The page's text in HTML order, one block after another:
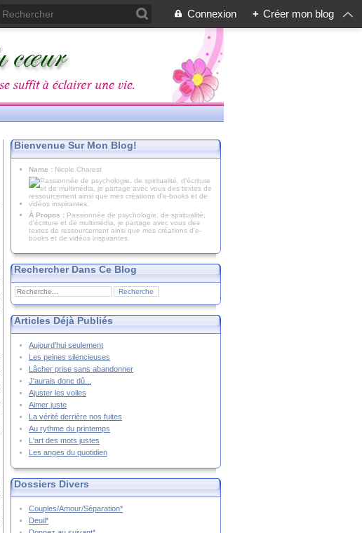
Connexion + Créer mon blog
Bienvenue Sur Mon Blog!
Name : Nicole Charest
À Propos : Passionnée de psychologie, de spiritualité,
d'écriture et de multimédia, je partage avec vous des
textes de ressourcement ainsi que mes créations d'e-
books et de vidéos inspirantes.
Rechercher Dans Ce Blog
Articles Déjà Publiés
Aujourd'hui seulement
Les peines silencieuses
Lâcher prise sans abandonner
J'aurais donc dû...
Ajuster les voiles
Aimer juste
La vérité derrière nos fuites
Au rythme du printemps
L'art des mots justes
Les anges du quotidien
Dossiers Divers
Couples/Amour/Séparation*
Deuil*